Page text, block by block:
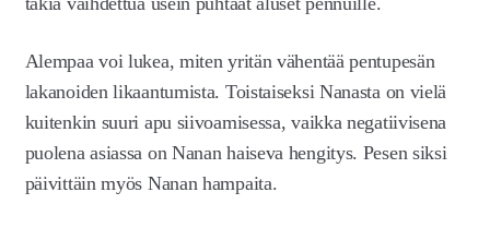
Alempaa voi lukea, miten yritän vähentää pentupesän
lakanoiden likaantumista. Toistaiseksi Nanasta on vielä
kuitenkin suuri apu siivoamisessa, vaikka negatiivisena
puolena asiassa on Nanan haiseva hengitys. Pesen siksi
päivittäin myös Nanan hampaita.